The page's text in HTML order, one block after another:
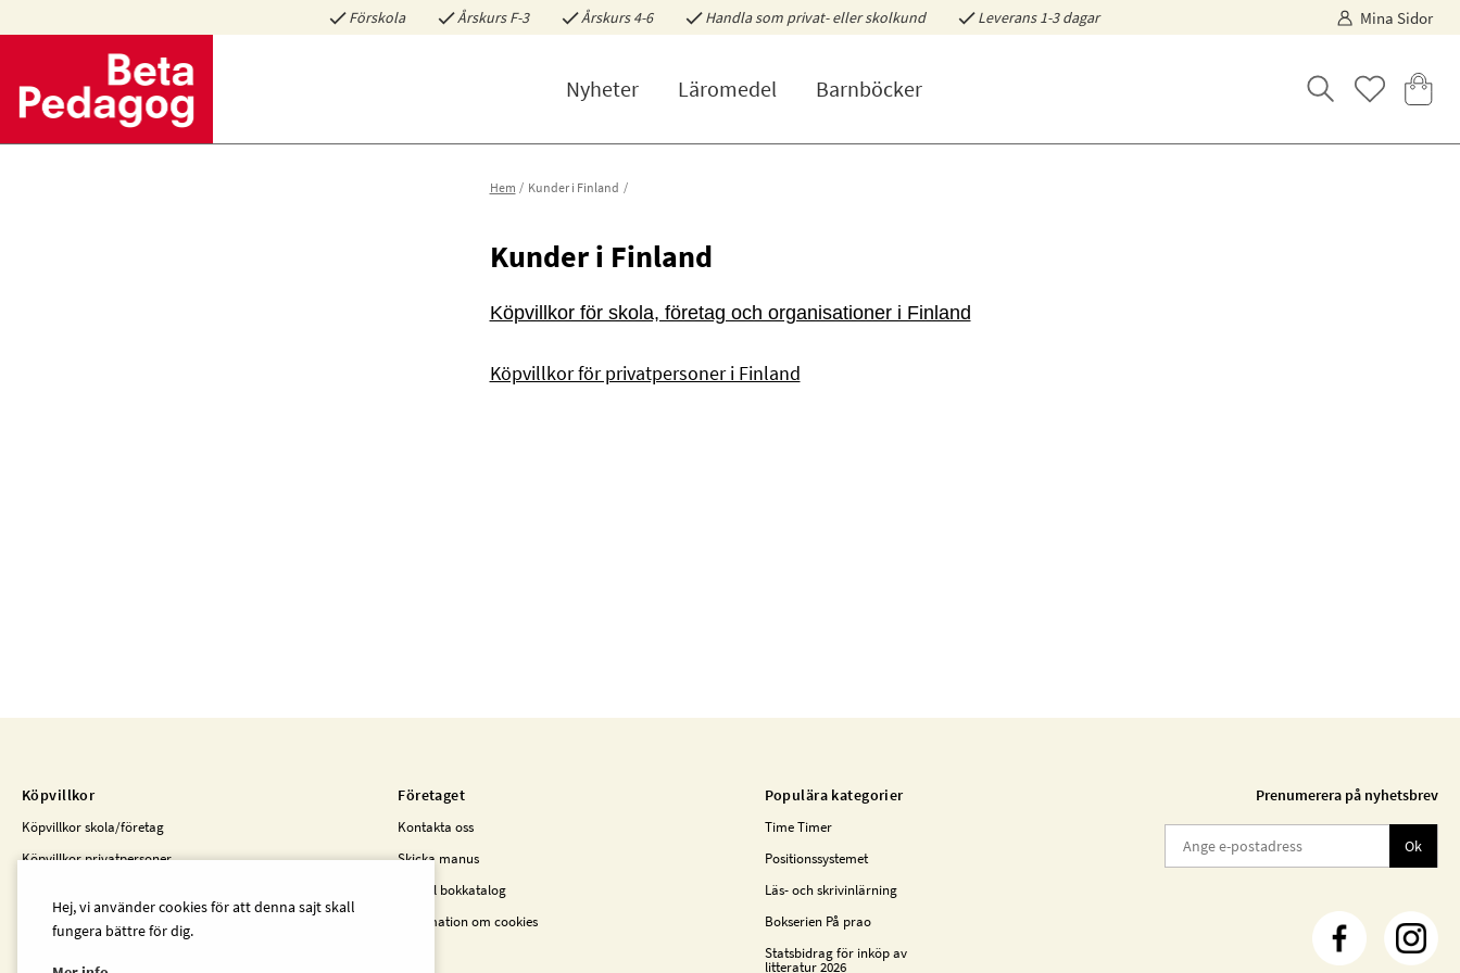
Förskola Årskurs F-3 Årskurs 4-6 Handla som privat- eller skolkund Leverans 1-3 dagar Mina Sidor
Nyheter Läromedel Barnböcker
Hem Kunder i Finland
Kunder i Finland
Köpvillkor för skola, företag och organisationer i Finland
Köpvillkor för privatpersoner i Finland
Köpvillkor
Köpvillkor skola/företag
Köpvillkor privatpersoner
Företaget
Kontakta oss
Skicka manus
Beställ bokkatalog
Information om cookies
Populära kategorier
Time Timer
Positionssystemet
Läs- och skrivinlärning
Bokserien På prao
Statsbidrag för inköp av
litteratur 2026
Prenumerera på nyhetsbrev
Ok
Hej, vi använder cookies för att denna sajt skall
fungera bättre för dig.